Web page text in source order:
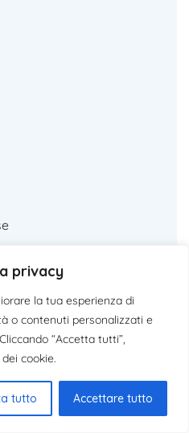
privacy
la tua esperienza di
o contenuti personalizzati e
“Accetta tutti”,
cookie.
tutto Accettare tutto